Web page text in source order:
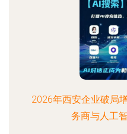
2026年西安企业破局
务商与人工